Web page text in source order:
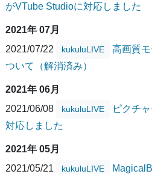
がVTube Studioに対応しました
2021年 07月
2021/07/22
kukuluLIVE
高画質
ついて（解消済み）
2021年 06月
2021/06/08
kukuluLIVE
ピクチ
対応しました
2021年 05月
2021/05/21
kukuluLIVE